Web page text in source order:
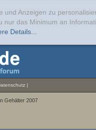
und Anzeigen zu
nur das Minimum an
Details...
|
Gehälter 2007